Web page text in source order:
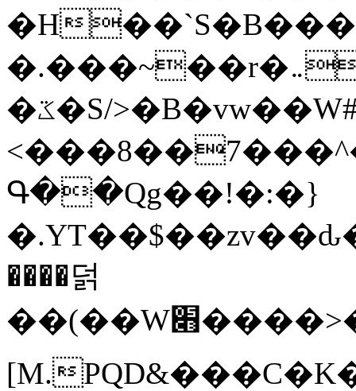
�H
�.���~��r�޼�}�܅�mؕWu���K}
�ػ�S/>�B�vw��W#�I��*]\W��)Ħ�1��fC}
Գ��Qg��!�:�}
����덝
��(��W׋����>��O>�d�%Y�@�@ڻ<�z{rc&׻��z�����AeK�^�����������˩t��=x~
[M.